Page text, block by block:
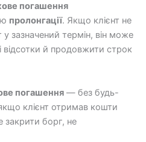
погашення
пролонгації. Якщо клієнт не
зазначений термін, він може
відсотки й продовжити строк
погашення — без будь-
клієнт отримав кошти
закрити борг, не